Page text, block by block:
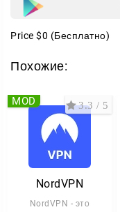
Price $0 (Бесплатно)
Похожие:
NordVPN
NordVPN - это
3.3 / 5
MOD